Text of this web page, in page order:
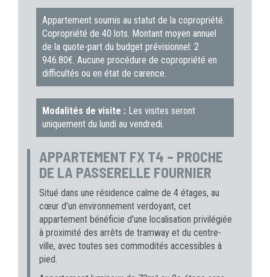
Appartement soumis au statut de la copropriété.
Copropriété de 40 lots. Montant moyen annuel
de la quote-part du budget prévisionnel: 2
946.80€. Aucune procédure de copropriété en
difficultés ou en état de carence.
Modalités de visite : Les visites seront
uniquement du lundi au vendredi.
APPARTEMENT FX T4 – PROCHE
DE LA PASSERELLE FOURNIER
Situé dans une résidence calme de 4 étages, au
cœur d’un environnement verdoyant, cet
appartement bénéficie d’une localisation privilégiée
à proximité des arrêts de tramway et du centre-
ville, avec toutes ses commodités accessibles à
pied.